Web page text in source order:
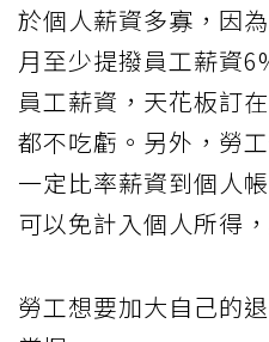
於個人薪資多寡，因
月至少提撥員工薪資
員工薪資，天花板訂
都不吃虧。另外，勞
一定比率薪資到個人
可以免計入個人所得
勞工想要加大自己的